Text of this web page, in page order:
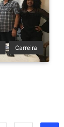
Carreira